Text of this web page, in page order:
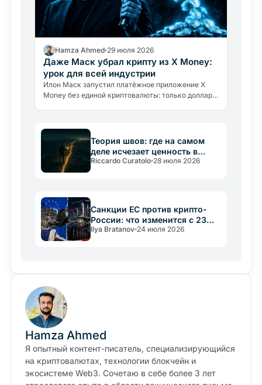
Hamza Ahmed 29 июля 2026
Даже Маск убрал крипту из X Money:
урок для всей индустрии
Илон Маск запустил платёжное приложение X
Money без единой криптовалюты: только доллары
Теория швов: где на самом
деле исчезает ценность в
крипто
Riccardo Curatolo 28 июля 2026
Санкции ЕС против крипто-
России: что изменится с 23
июля 2026
Ilya Bratanov 24 июля 2026
Hamza Ahmed
Я опытный контент-писатель, специализирующийся
на криптовалютах, технологии блокчейн и
экосистеме Web3. Сочетаю в себе более 3 лет